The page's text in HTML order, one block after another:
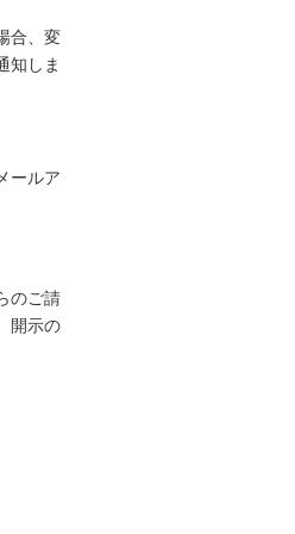
合、変
知しま
ールア
のご請
開示の